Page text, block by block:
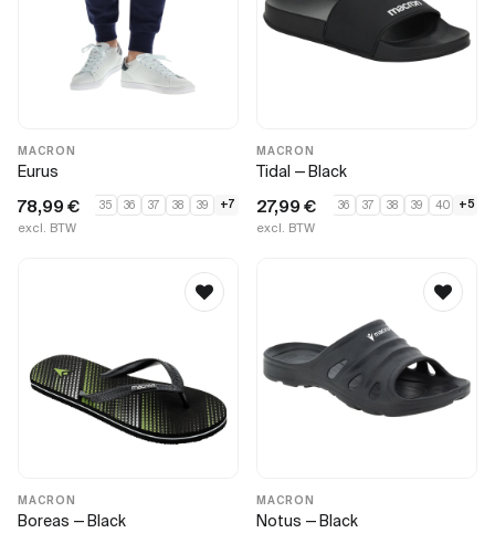
MACRON
Eurus
78,99 €
excl. BTW
35 36 37 38 39 +7
MACRON
Tidal — Black
27,99 €
excl. BTW
36 37 38 39 40 +5
MACRON
Boreas — Black
MACRON
Notus — Black